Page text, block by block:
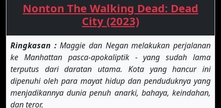
S-3 Eps-5 S-3 Eps-6 S-3 Eps-7
S-3 Eps-8
Nonton The Walking Dead: Dead
City (2023)
Ringkasan :Maggie dan Negan melakukan perjalanan
ke Manhattan pasca-apokaliptik - yang sudah lama
terputus dari daratan utama. Kota yang hancur ini
dipenuhi oleh para mayat hidup dan penduduknya yang
menjadikannya dunia penuh anarki, bahaya, keindahan,
dan teror.